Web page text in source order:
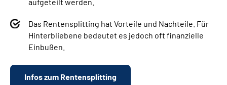
aufgeteilt werden.
Das Rentensplitting hat Vorteile und Nachteile. Für
Hinterbliebene bedeutet es jedoch oft finanzielle
Einbußen.
Infos zum Rentensplitting